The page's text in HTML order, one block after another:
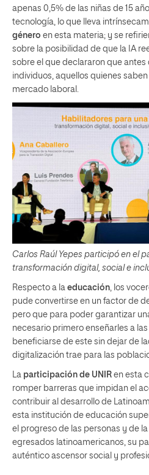
apenas 0,5% de las niñas de 15
tecnología, lo que lleva
género en esta materia; y se
sobre la posibilidad de que la IA
sobre el que declararon que antes
individuos, aquellos quienes
mercado laboral.
Carlos Raúl Yepes participó en el
transformación digital, social e
Respecto a la educación , los
pude convertirse en un factor de
pero que para poder garantizar
necesario primero enseñarles a
beneficiarse de este sin dejar de
digitalización trae para las
La participación de UNIR en esta
romper barreras que impidan el
contribuir al desarrollo de
esta institución de educación
el progreso de las personas y de
egresados latinoamericanos, su
auténtico ascensor social y